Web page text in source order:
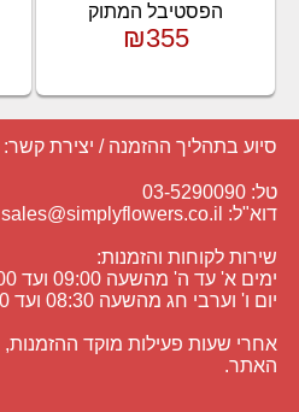
הפסטיבל המתוק
₪355
סיוע בתהליך ההזמנה / יצירת קשר:
טל: 03-5290090
דוא"ל: sales@simplyflowers.co.il
שירות לקוחות והזמנות:
ימים א' עד ה' מהשעה 09:00 ועד 18:00
יום ו' וערבי חג מהשעה 08:30 ועד 15:00
האתר.